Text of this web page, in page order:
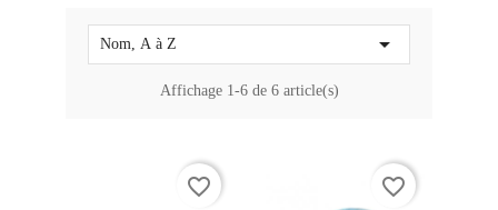
Nom, A à Z 
Affichage 1-6 de 6 article(s)
favorite_border favorite_border